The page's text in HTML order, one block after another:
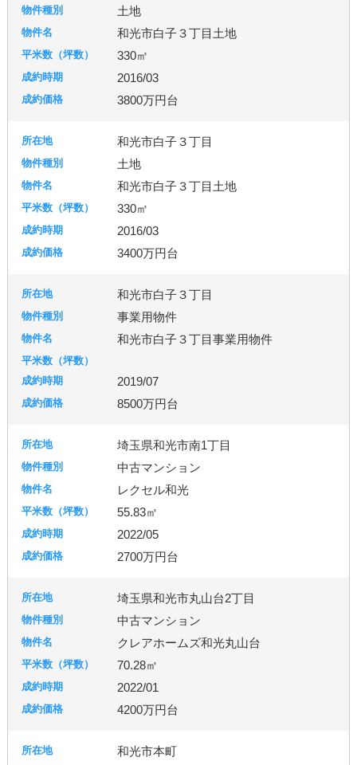
土地
和光市白子３丁目土地
330㎡
2016/03
3800万円台
和光市白子３丁目
土地
和光市白子３丁目土地
330㎡
2016/03
3400万円台
和光市白子３丁目
事業用物件
和光市白子３丁目事業用物件
2019/07
8500万円台
埼玉県和光市南1丁目
中古マンション
レクセル和光
55.83㎡
2022/05
2700万円台
埼玉県和光市丸山台2丁目
中古マンション
クレアホームズ和光丸山台
70.28㎡
2022/01
4200万円台
和光市本町